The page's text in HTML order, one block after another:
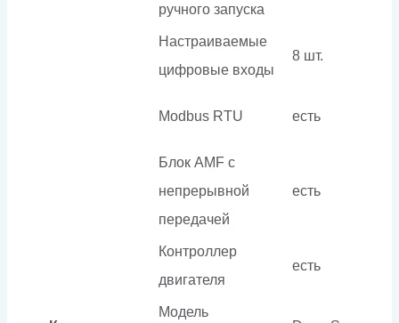
ручного запуска
Настраиваемые
цифровые входы
8 шт.
Modbus RTU есть
Блок AMF с
непрерывной
передачей
есть
Контроллер
двигателя
есть
Модель